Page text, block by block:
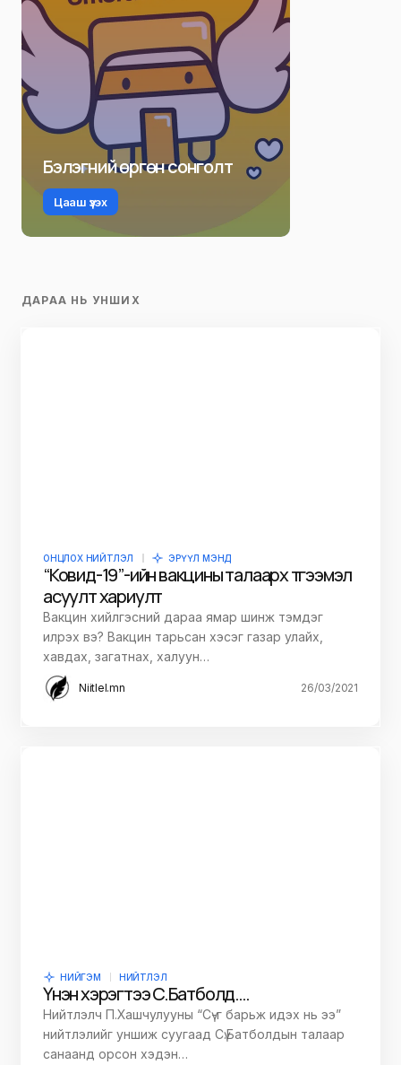
Бэлэгний өргөн сонголт
Цааш үзэх
ДАРАА НЬ УНШИХ
ОНЦЛОХ НИЙТЛЭЛ ЭРҮҮЛ МЭНД
“Ковид-19”-ийн вакцины талаарх түгээмэл
асуулт хариулт
Вакцин хийлгэсний дараа ямар шинж тэмдэг
илрэх вэ? Вакцин тарьсан хэсэг газар улайх,
хавдах, загатнах, халуун…
Niitlel.mn 26/03/2021
НИЙГЭМ НИЙТЛЭЛ
Үнэн хэрэгтээ Сү.Батболд….
Нийтлэлч П.Хашчулууны “Сү-г барьж идэх нь ээ”
нийтлэлийг уншиж суугаад Сү.Батболдын талаар
санаанд орсон хэдэн…